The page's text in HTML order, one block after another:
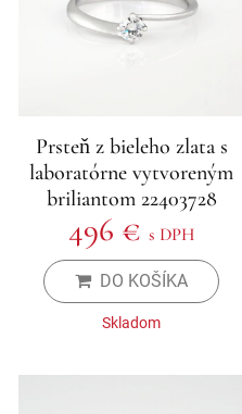
Prsteň z bieleho zlata s
laboratórne vytvoreným
briliantom 22403728
496 € s DPH
DO KOŠÍKA
Skladom